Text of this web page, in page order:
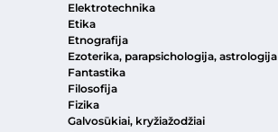
Elektrotechnika
Etika
Etnografija
Ezoterika, parapsichologija, astrologija
Fantastika
Filosofija
Fizika
Galvosūkiai, kryžiažodžiai